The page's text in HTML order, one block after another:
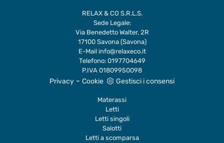
RELAX & CO S.R.L.S.
Sede Legale:
Via Benedetto Walter, 2R
17100 Savona (Savona)
E-Mail info@relaxeco.it
Telefono: 0197704649
P.IVA 01809950098
Privacy - Cookie Gestisci i consensi
Materassi
Letti
Letti singoli
Salotti
Letti a scomparsa